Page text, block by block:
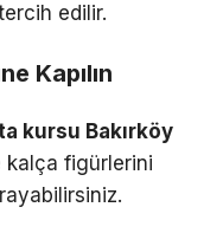
edilir.
Kapılın
kursu Bakırköy
kalça figürlerini